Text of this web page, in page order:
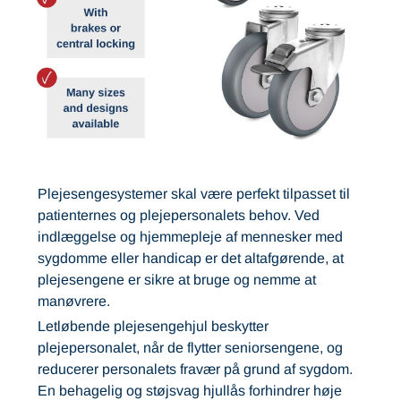
Plejesengesystemer skal være perfekt tilpasset til
patienternes og plejepersonalets behov. Ved
indlæggelse og hjemmepleje af mennesker med
sygdomme eller handicap er det altafgørende, at
plejesengene er sikre at bruge og nemme at
manøvrere.
Letløbende plejesengehjul beskytter
plejepersonalet, når de flytter seniorsengene, og
reducerer personalets fravær på grund af sygdom.
En behagelig og støjsvag hjullås forhindrer høje